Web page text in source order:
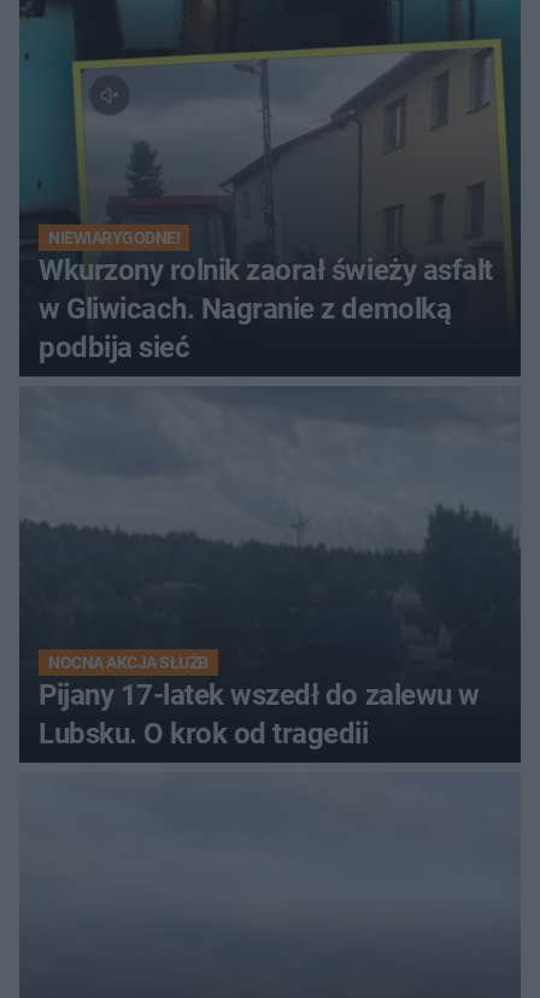
NIEWIARYGODNE!
Wkurzony rolnik zaorał świeży asfalt
w Gliwicach. Nagranie z demolką
podbija sieć
NOCNA AKCJA SŁUŻB
Pijany 17-latek wszedł do zalewu w
Lubsku. O krok od tragedii